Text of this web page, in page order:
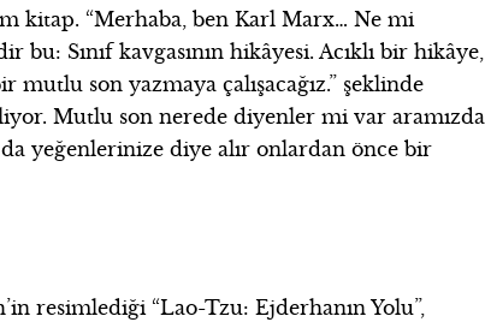
kitap. “Merhaba, ben Karl Marx… Ne mi
Sınıf kavgasının hikâyesi. Acıklı bir hikâye,
son yazmaya çalışacağız.” şeklinde
Mutlu son nerede diyenler mi var
yeğenlerinize diye alır onlardan önce bir
resimlediği “Lao-Tzu: Ejderhanın Yolu”,